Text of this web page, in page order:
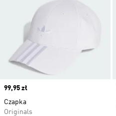
Price
99,95 zł
Czapka
Originals